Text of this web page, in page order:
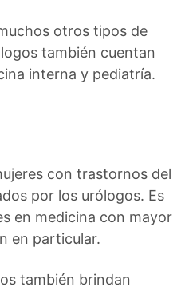
otros tipos de
también cuentan
interna y pediatría.
con trastornos del
por los urólogos. Es
en medicina con mayor
en particular.
también brindan